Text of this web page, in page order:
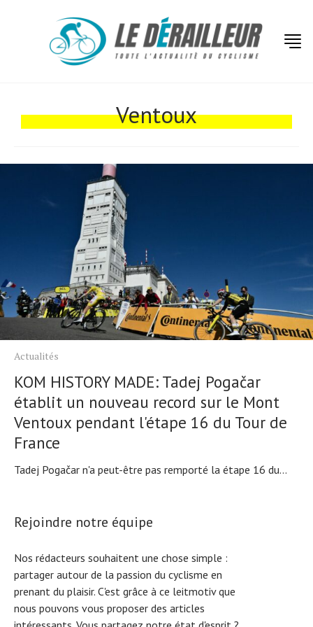
Ventoux
Actualités
KOM HISTORY MADE: Tadej Pogačar
établit un nouveau record sur le Mont
Ventoux pendant l'étape 16 du Tour de
France
Tadej Pogačar n'a peut-être pas remporté la étape 16 du...
Rejoindre notre équipe
Nos rédacteurs souhaitent une chose simple :
partager autour de la passion du cyclisme en
prenant du plaisir. C'est grâce à ce leitmotiv que
nous pouvons vous proposer des articles
Tests de produits
Tous nos articles